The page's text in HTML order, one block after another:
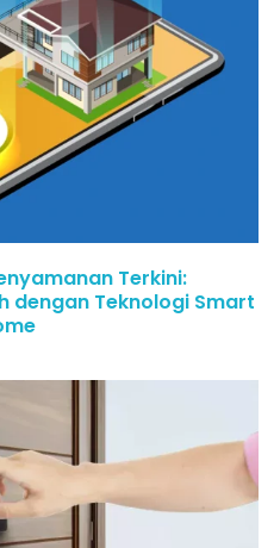
Terkini:
dengan Teknologi Smart